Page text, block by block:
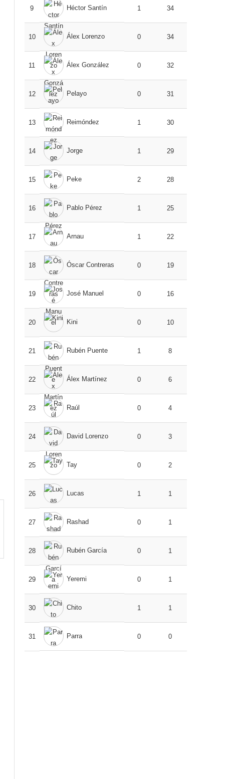
9 Héctor Santín 1 34
10 Álex Lorenzo 0 34
11 Álex González 0 32
12 Pelayo 0 31
13 Reimóndez 1 30
14 Jorge 1 29
15 Peke 2 28
16 Pablo Pérez 1 25
17 Arnau 1 22
18 Óscar Contreras 0 19
19 José Manuel 0 16
20 Kini 0 10
21 Rubén Puente 1 8
22 Álex Martínez 0 6
23 Raúl 0 4
24 David Lorenzo 0 3
25 Tay 0 2
26 Lucas 1 1
27 Rashad 0 1
28 Rubén García 0 1
29 Yeremi 0 1
30 Chito 1 1
31 Parra 0 0